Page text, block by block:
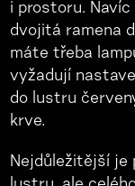
i prostoru.
dvojitá ramena
máte třeba
vyžadují
do lustru
krve.
Nejdůležitější je